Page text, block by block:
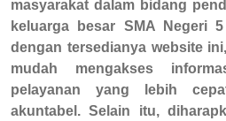
masyarakat dalam bidang
keluarga
besar SMA Negeri
dengan tersedianya website ini,
mudah
mengakses
pelayanan yang lebih
akuntabel. Selain itu,